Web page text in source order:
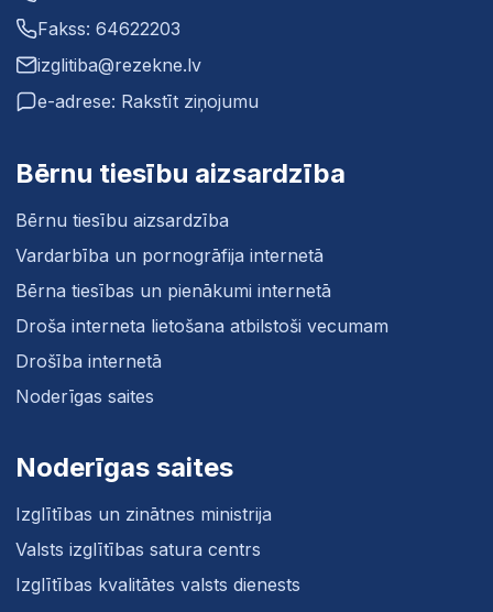
Fakss: 64622203
izglitiba@rezekne.lv
e-adrese: Rakstīt ziņojumu
Bērnu tiesību aizsardzība
Bērnu tiesību aizsardzība
Vardarbība un pornogrāfija internetā
Bērna tiesības un pienākumi internetā
Droša interneta lietošana atbilstoši vecumam
Drošība internetā
Noderīgas saites
Noderīgas saites
Izglītības un zinātnes ministrija
Valsts izglītības satura centrs
Izglītības kvalitātes valsts dienests